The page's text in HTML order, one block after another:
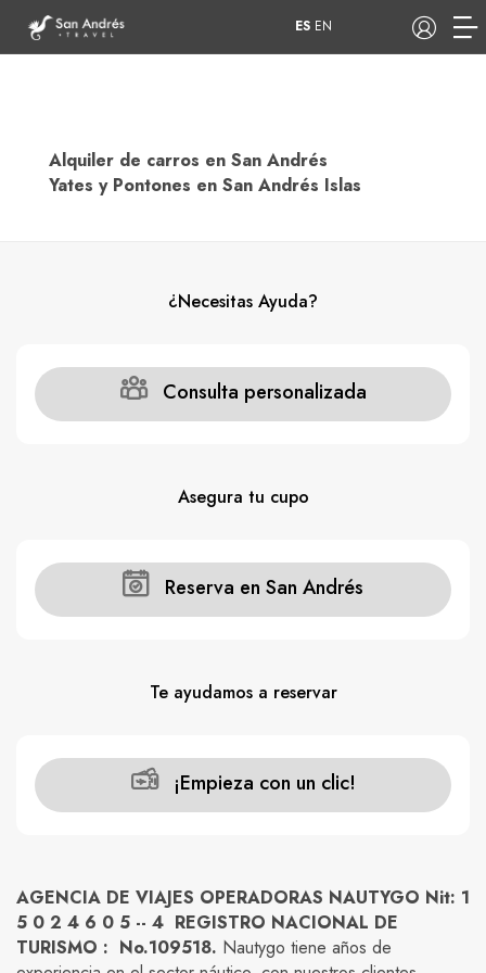
Hoteles Barcos
Paquetes Planes
WhatsApp Llamar
ES EN
Alquiler de carros en San Andrés
Yates y Pontones en San Andrés Islas
¿Necesitas Ayuda?
Consulta personalizada
Asegura tu cupo
Reserva en San Andrés
Te ayudamos a reservar
¡Empieza con un clic!
AGENCIA DE VIAJES OPERADORAS NAUTYGO Nit: 1
5 0 2 4 6 0 5 -- 4 REGISTRO NACIONAL DE
TURISMO : No.109518. Nautygo tiene años de